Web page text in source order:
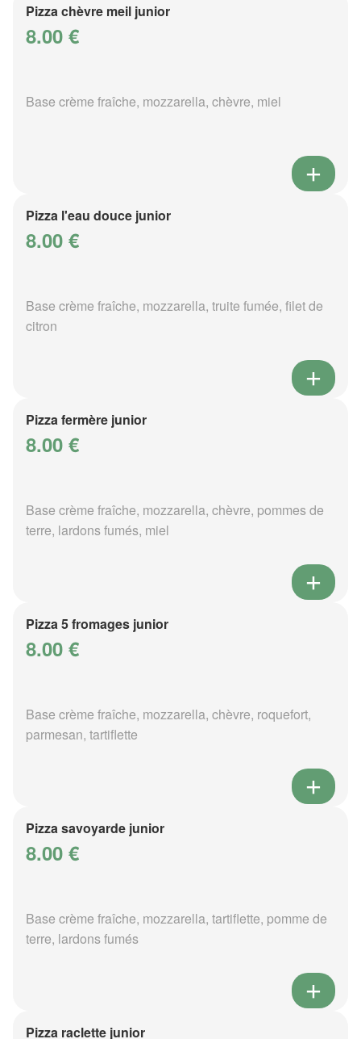
Pizza chèvre meil junior
8.00 €
Base crème fraîche, mozzarella, chèvre, miel
Pizza l'eau douce junior
8.00 €
Base crème fraîche, mozzarella, truite fumée, filet de
citron
Pizza fermère junior
8.00 €
Base crème fraîche, mozzarella, chèvre, pommes de
terre, lardons fumés, miel
Pizza 5 fromages junior
8.00 €
Base crème fraîche, mozzarella, chèvre, roquefort,
parmesan, tartiflette
Pizza savoyarde junior
8.00 €
Base crème fraîche, mozzarella, tartiflette, pomme de
terre, lardons fumés
Pizza raclette junior